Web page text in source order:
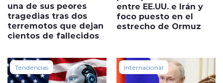
una de sus peores
tragedias tras dos
terremotos que dejan
cientos de fallecidos
entre EE.UU. e Irán y
foco puesto en el
estrecho de Ormuz
Tendencias Internacional